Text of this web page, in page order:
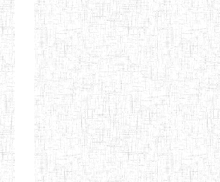
ENI
Chercher:
Effacer les filtres
Denomination
Type